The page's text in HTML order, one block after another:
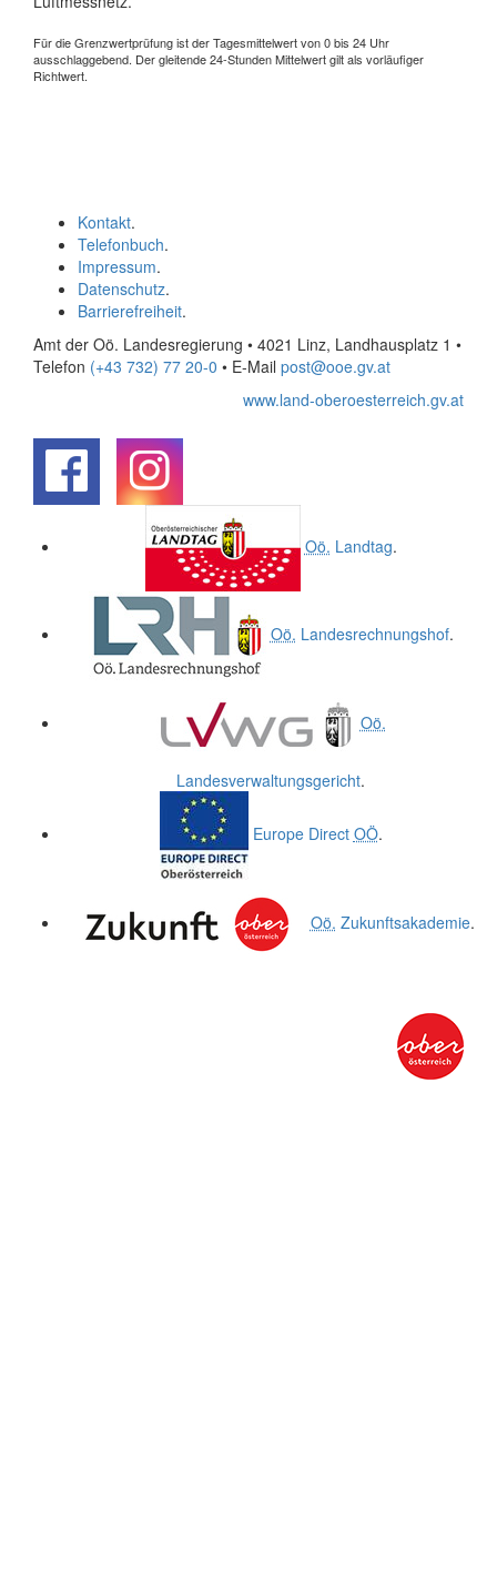
Für die Grenzwertprüfung ist der Tagesmittelwert von 0 bis 24 Uhr
ausschlaggebend. Der gleitende 24-Stunden Mittelwert gilt als vorläufiger
Richtwert.
Kontakt.
Telefonbuch.
Impressum.
Datenschutz.
Barrierefreiheit.
Amt der Oö. Landesregierung • 4021 Linz, Landhausplatz 1 •
Telefon (+43 732) 77 20-0 • E-Mail post@ooe.gv.at
www.land-oberoesterreich.gv.at
Oö. Landtag.
Oö. Landesrechnungshof.
Oö.
Landesverwaltungsgericht.
Europe Direct OÖ.
Oö. Zukunftsakademie.